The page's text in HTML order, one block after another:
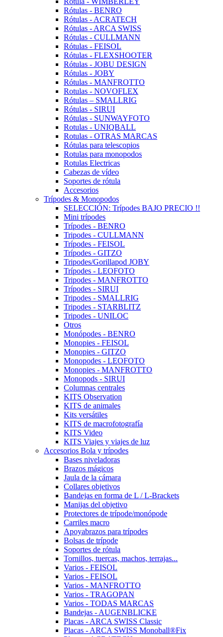
Rótulas - BENRO
Rótulas - ACRATECH
Rótulas - ARCA SWISS
Rótulas - CULLMANN
Rótulas - FEISOL
Rótulas - FLEXSHOOTER
Rótulas - JOBU DESIGN
Rótulas - JOBY
Rótulas - MANFROTTO
Rotulas - NOVOFLEX
Rótulas – SMALLRIG
Rótulas - SIRUI
Rótulas - SUNWAYFOTO
Rotulas - UNIQBALL
Rotulas - OTRAS MARCAS
Rótulas para telescopios
Rotulas para monopodos
Rotulas Electricas
Cabezas de vídeo
Soportes de rótula
Accesorios
Trípodes & Monopodos
SELECCIÓN: Trípodes BAJO PRECIO !!
Mini trípodes
Trípodes - BENRO
Tripodes - CULLMANN
Trípodes - FEISOL
Trípodes - GITZO
Tripodes/Gorillapod JOBY
Trípodes - LEOFOTO
Tripodes - MANFROTTO
Trípodes - SIRUI
Tripodes - SMALLRIG
Tripodes - STARBLITZ
Tripodes - UNILOC
Otros
Monópodes - BENRO
Monopies - FEISOL
Monopies - GITZO
Monopodes - LEOFOTO
Monopies - MANFROTTO
Monopods - SIRUI
Columnas centrales
KITS Observation
KITS de animales
Kits versátiles
KITS de macrofotografía
KITS Video
KITS Viajes y viajes de luz
Accesorios Bola y trípodes
Bases niveladoras
Brazos mágicos
Jaula de la cámara
Collares objetivos
Bandejas en forma de L / L-Brackets
Manijas del objetivo
Protectores de trípode/monópode
Carriles macro
Apoyabrazos para trípodes
Bolsas de trípode
Soportes de rótula
Tornillos, tuercas, machos, terrajas...
Varios - FEISOL
Varios - FEISOL
Varios - MANFROTTO
Varios - TRAGOPAN
Varios - TODAS MARCAS
Bandejas - AUGENBLICKE
Placas - ARCA SWISS Classic
Placas - ARCA SWISS Monoball®Fix